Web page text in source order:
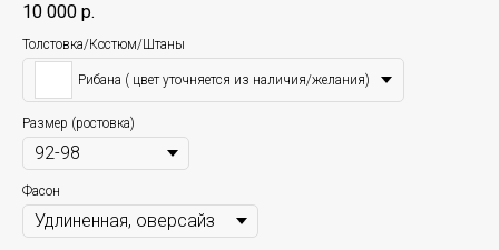
10 000 р.
Толстовка/Костюм/Штаны
Рибана ( цвет уточняется из наличия/желания)
Размер (ростовка)
Фасон